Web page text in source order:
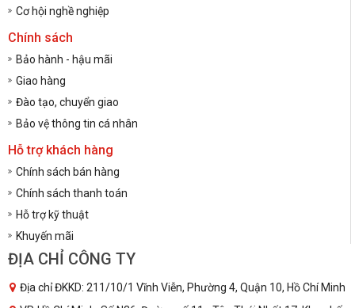
Cơ hội nghề nghiệp
Chính sách
Bảo hành - hậu mãi
Giao hàng
Đào tạo, chuyển giao
Bảo vệ thông tin cá nhân
Hỗ trợ khách hàng
Chính sách bán hàng
Chính sách thanh toán
Hỗ trợ kỹ thuật
Khuyến mãi
ĐỊA CHỈ CÔNG TY
Địa chỉ ĐKKD: 211/10/1 Vĩnh Viễn, Phường 4, Quận 10, Hồ Chí Minh